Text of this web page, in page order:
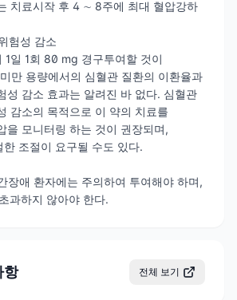
치료시작 후 4 ∼ 8주에 최대 혈압강하
험성 감소
1일 1회 80 mg 경구투여할 것이
만 용량에서의 심혈관 질환의 이환율과
성 감소 효과는 알려진 바 없다. 심혈관
감소의 목적으로 이 약의 치료를
을 모니터링 하는 것이 권장되며,
한 조절이 요구될 수도 있다.
장애 환자에는 주의하여 투여해야 하며,
과하지 않아야 한다.
항 전체 보기